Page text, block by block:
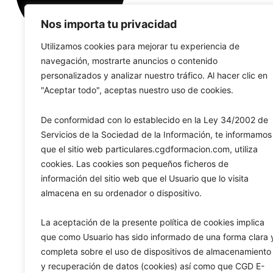
Nos importa tu privacidad
Utilizamos cookies para mejorar tu experiencia de
navegación, mostrarte anuncios o contenido
personalizados y analizar nuestro tráfico. Al hacer clic en
"Aceptar todo", aceptas nuestro uso de cookies.
De conformidad con lo establecido en la Ley 34/2002 de
Servicios de la Sociedad de la Información, te informamos
que el sitio web particulares.cgdformacion.com, utiliza
cookies. Las cookies son pequeños ficheros de
información del sitio web que el Usuario que lo visita
almacena en su ordenador o dispositivo.
La aceptación de la presente política de cookies implica
que como Usuario has sido informado de una forma clara
completa sobre el uso de dispositivos de almacenamiento
y recuperación de datos (cookies) así como que CGD E-